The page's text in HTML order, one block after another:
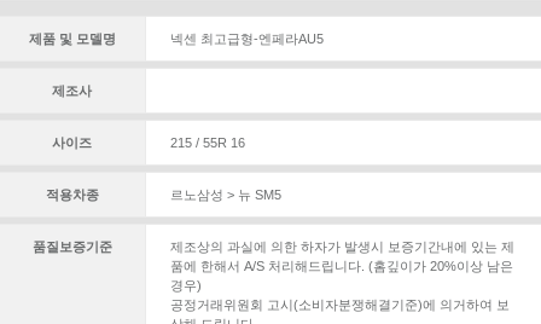
제품 및 모델명 넥센 최고급형-엔페라AU5
제조사
사이즈 215 / 55R 16
적용차종 르노삼성 > 뉴 SM5
품질보증기준
제조상의 과실에 의한 하자가 발생시 보증기간내에 있는 제
품에 한해서 A/S 처리해드립니다. (홈깊이가 20%이상 남은
경우)
공정거래위원회 고시(소비자분쟁해결기준)에 의거하여 보